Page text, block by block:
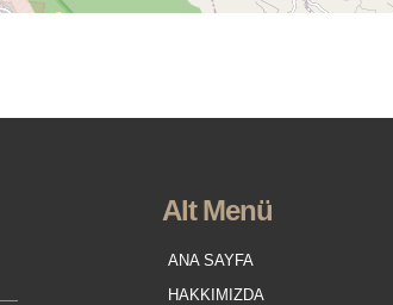
Alt Menü
ANA SAYFA
HAKKIMIZDA